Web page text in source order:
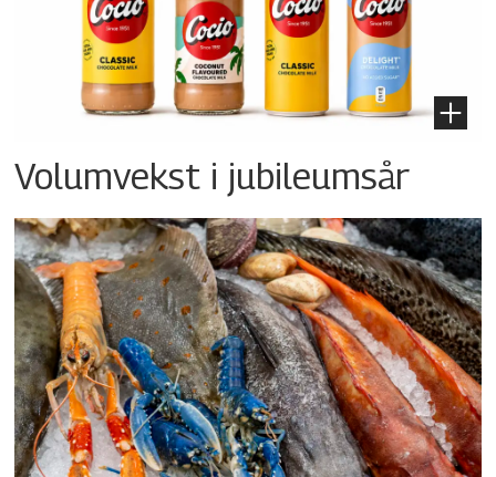
Volumvekst i jubileumsår